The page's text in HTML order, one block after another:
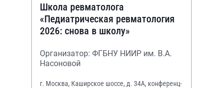
Школа ревматолога
«Педиатрическая ревматология
2026: снова в школу»
Организатор: ФГБНУ НИИР им. В.А.
Насоновой
г. Москва, Каширское шоссе, д. 34А, конференц-